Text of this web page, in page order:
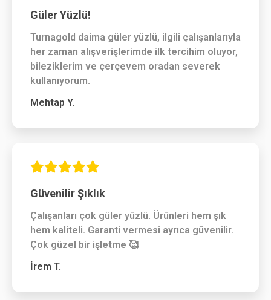
Güler Yüzlü!
Turnagold daima güler yüzlü, ilgili çalışanlarıyla
her zaman alışverişlerimde ilk tercihim oluyor,
bileziklerim ve çerçevem oradan severek
kullanıyorum.
Mehtap Y.
Güvenilir Şıklık
Çalışanları çok güler yüzlü. Ürünleri hem şık
hem kaliteli. Garanti vermesi ayrıca güvenilir.
Çok güzel bir işletme 🥰
İrem T.